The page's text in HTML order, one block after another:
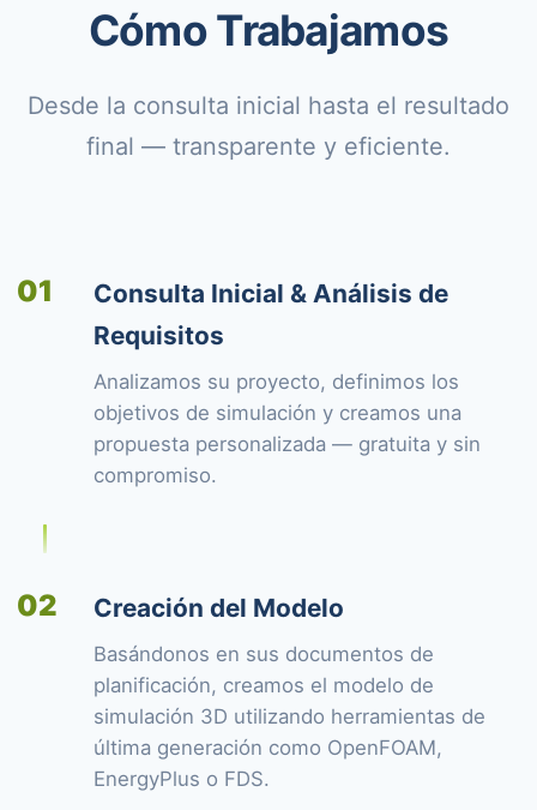
Cómo Trabajamos
Desde la consulta inicial hasta el resultado
final — transparente y eficiente.
01
Consulta Inicial & Análisis de
Requisitos
Analizamos su proyecto, definimos los
objetivos de simulación y creamos una
propuesta personalizada — gratuita y sin
compromiso.
02 Creación del Modelo
Basándonos en sus documentos de
planificación, creamos el modelo de
simulación 3D utilizando herramientas de
última generación como OpenFOAM,
EnergyPlus o FDS.